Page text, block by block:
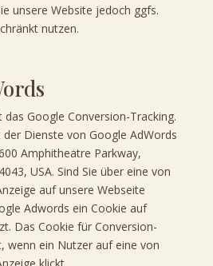
unsere Website jedoch ggfs.
nutzen.
Google Conversion-Tracking.
Dienste von Google AdWords
Amphitheatre Parkway,
USA. Sind Sie über eine von
auf unsere Webseite
Adwords ein Cookie auf
Das Cookie für Conversion-
wenn ein Nutzer auf eine von